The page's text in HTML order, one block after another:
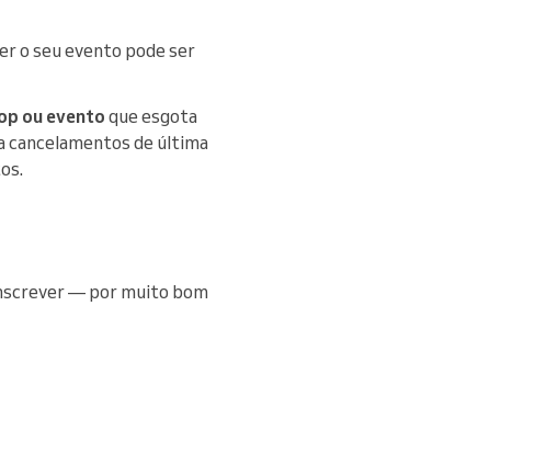
o seu evento pode ser
ou eventoque esgota
cancelamentos de última
— por muito bom